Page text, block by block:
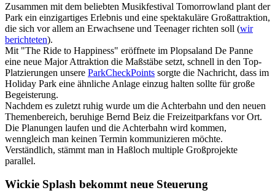
Zusammen mit dem beliebten Musikfestival Tomorrowland plant der
Park ein einzigartiges Erlebnis und eine spektakuläre Großattraktion,
die sich vor allem an Erwachsene und Teenager richten soll (wir
berichteten).
Mit "The Ride to Happiness" eröffnete im Plopsaland De Panne
eine neue Major Attraktion die Maßstäbe setzt, schnell in den Top-
Platzierungen unsere ParkCheckPoints sorgte die Nachricht, dass im
Holiday Park eine ähnliche Anlage einzug halten sollte für große
Begeisterung.
Nachdem es zuletzt ruhig wurde um die Achterbahn und den neuen
Themenbereich, beruhige Bernd Beiz die Freizeitparkfans vor Ort.
Die Planungen laufen und die Achterbahn wird kommen,
wenngleich man keinen Termin kommunizieren möchte.
Verständlich, stämmt man in Haßloch multiple Großprojekte
parallel.
Wickie Splash bekommt neue Steuerung